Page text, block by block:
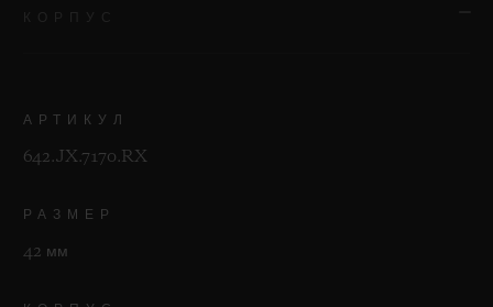
АРТИКУЛ
642.JX.7170.RX
РАЗМЕР
42 мм